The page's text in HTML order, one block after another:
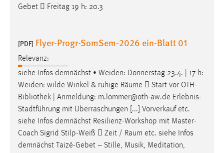
Gebet  Freitag 19 h: 20.3
[PDF] Flyer-Progr-SomSem-2026 ein-Blatt 01
Relevanz:
siehe Infos demnächst • Weiden: Donnerstag 23.4. | 17 h:
Weiden: wilde Winkel & ruhige Räume  Start vor OTH-
Bibliothek | Anmeldung: m.lommer@oth-aw.de Erlebnis-
Stadtführung mit Überraschungen [...] Vorverkauf etc.
siehe Infos demnächst Resilienz-Workshop mit Master-
Coach Sigrid Stilp-Weiß  Zeit / Raum etc. siehe Infos
demnächst Taizé-Gebet – Stille, Musik, Meditation,